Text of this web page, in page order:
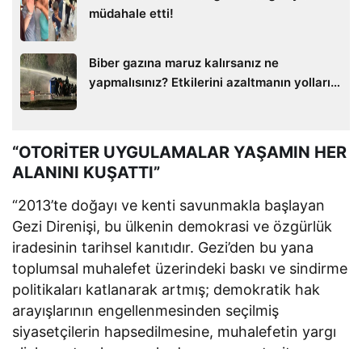
müdahale etti!
Biber gazına maruz kalırsanız ne
yapmalısınız? Etkilerini azaltmanın yolları…
“OTORİTER UYGULAMALAR YAŞAMIN HER
ALANINI KUŞATTI”
“2013’te doğayı ve kenti savunmakla başlayan
Gezi Direnişi, bu ülkenin demokrasi ve özgürlük
iradesinin tarihsel kanıtıdır. Gezi’den bu yana
toplumsal muhalefet üzerindeki baskı ve sindirme
politikaları katlanarak artmış; demokratik hak
arayışlarının engellenmesinden seçilmiş
siyasetçilerin hapsedilmesine, muhalefetin yargı